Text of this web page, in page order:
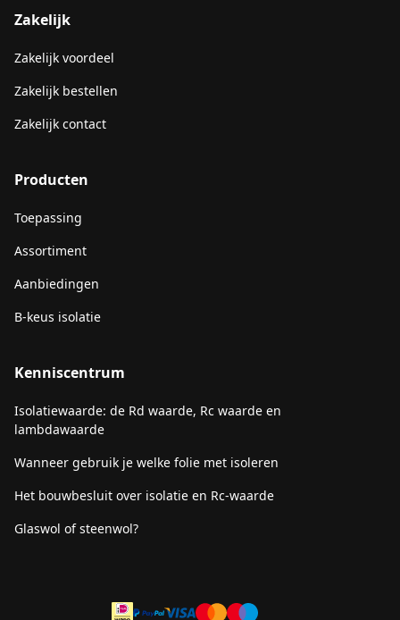
Zakelijk
Zakelijk voordeel
Zakelijk bestellen
Zakelijk contact
Producten
Toepassing
Assortiment
Aanbiedingen
B-keus isolatie
Kenniscentrum
Isolatiewaarde: de Rd waarde, Rc waarde en
lambdawaarde
Wanneer gebruik je welke folie met isoleren
Het bouwbesluit over isolatie en Rc-waarde
Glaswol of steenwol?